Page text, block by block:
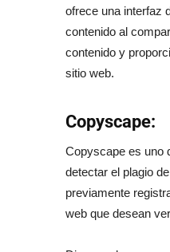
ofrece una interfaz
contenido al
contenido y
sitio web.
Copyscape:
Copyscape es uno
detectar el plagio
previamente
web que desean